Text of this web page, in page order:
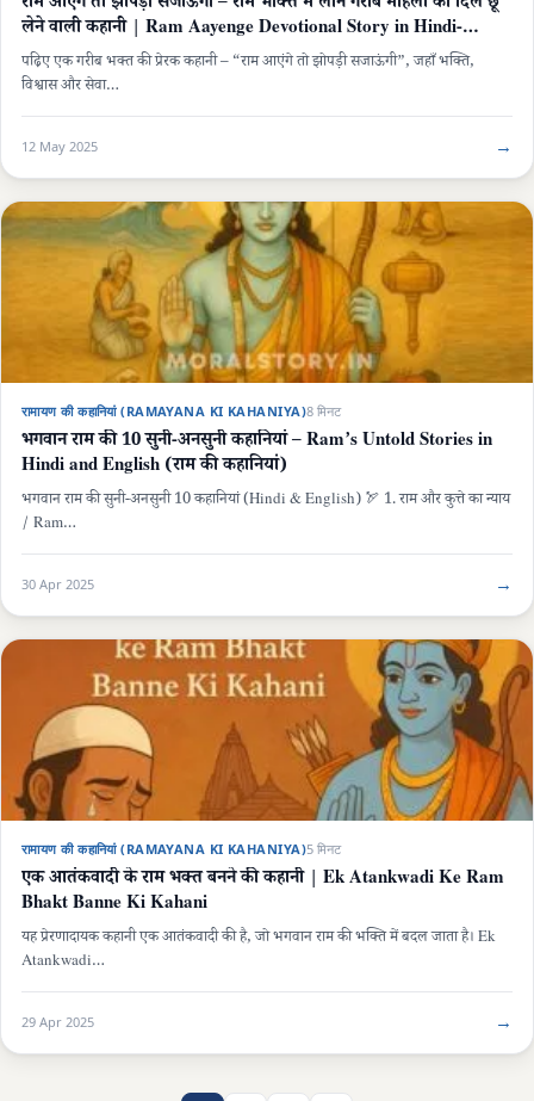
लेने वाली कहानी | Ram Aayenge Devotional Story in Hindi-
English
पढ़िए एक गरीब भक्त की प्रेरक कहानी – “राम आएंगे तो झोपड़ी सजाऊंगी”, जहाँ भक्ति,
विश्वास और सेवा…
12 May 2025 →
रामायण की कहानियां (RAMAYANA KI KAHANIYA)8 मिनट
भगवान राम की 10 सुनी-अनसुनी कहानियां – Ram’s Untold Stories in
Hindi and English (राम की कहानियां)
भगवान राम की सुनी-अनसुनी 10 कहानियां (Hindi & English) 🏹 1. राम और कुत्ते का न्याय
/ Ram…
30 Apr 2025 →
रामायण की कहानियां (RAMAYANA KI KAHANIYA)5 मिनट
एक आतंकवादी के राम भक्त बनने की कहानी | Ek Atankwadi Ke Ram
Bhakt Banne Ki Kahani
यह प्रेरणादायक कहानी एक आतंकवादी की है, जो भगवान राम की भक्ति में बदल जाता है। Ek
Atankwadi…
29 Apr 2025 →